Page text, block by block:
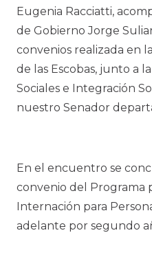
Eugenia Racciatti,
de Gobierno Jorge
convenios realizada en
de las Escobas, junto a
Sociales e Integración
nuestro Senador
En el encuentro se
convenio del Programa
Internación para
adelante por segundo